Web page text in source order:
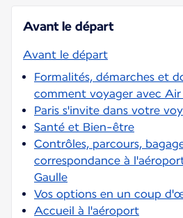
Avant le départ
Avant le départ
Formalités, démarches et
comment voyager avec Air
Paris s'invite dans votre
Santé et Bien-être
Contrôles, parcours,
correspondance à
Gaulle
Vos options en un coup
Accueil à l'aéroport